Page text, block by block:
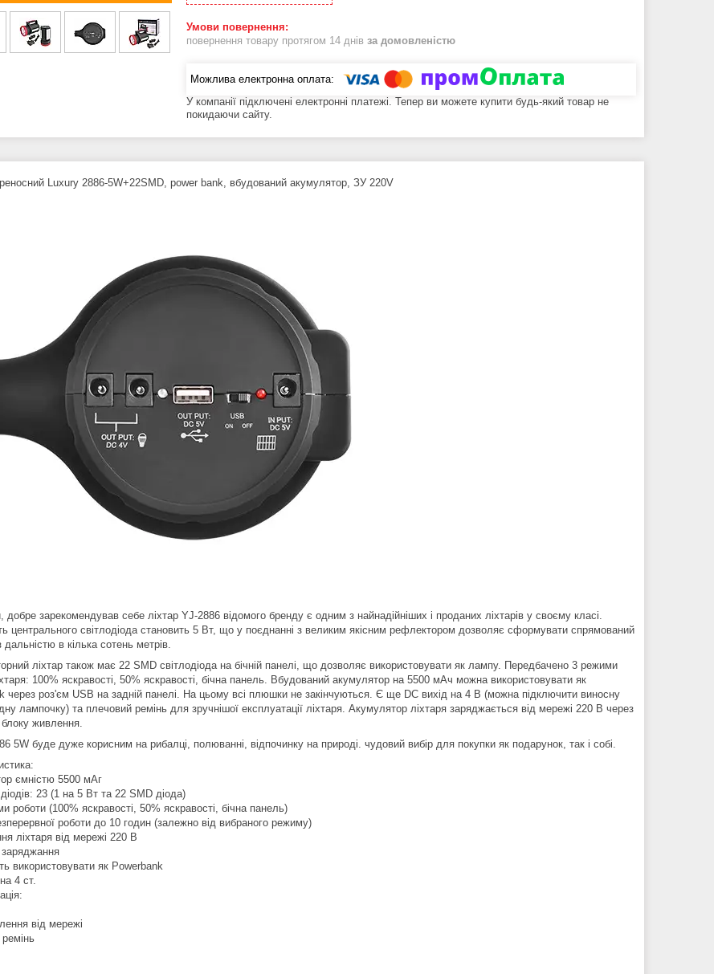
повернення товару протягом 14 днів за домовленістю
У компанії підключені електронні платежі. Тепер ви можете купити будь-який товар не
покидаючи сайту.
Luxury 2886-5W+22SMD, power bank, вбудований акумулятор, ЗУ 220V
добре зарекомендував себе ліхтар YJ-2886 відомого бренду є одним з найнадійніших і проданих ліхтарів у своєму класі.
центрального світлодіода становить 5 Вт, що у поєднанні з великим якісним рефлектором дозволяє сформувати спрямований
дальністю в кілька сотень метрів.
ліхтар також має 22 SMD світлодіода на бічній панелі, що дозволяє використовувати як лампу. Передбачено 3 режими
100% яскравості, 50% яскравості, бічна панель. Вбудований акумулятор на 5500 мАч можна використовувати як
через роз'єм USB на задній панелі. На цьому всі плюшки не закінчуються. Є ще DC вихід на 4 B (можна підключити виносну
лампочку) та плечовий ремінь для зручнішої експлуатації ліхтаря. Акумулятор ліхтаря заряджається від мережі 220 В через
живлення.
5W буде дуже корисним на рибалці, полюванні, відпочинку на природі. чудовий вибір для покупки як подарунок, так і собі.
ємністю 5500 мАг
діодів: 23 (1 на 5 Вт та 22 SMD діода)
роботи (100% яскравості, 50% яскравості, бічна панель)
роботи до 10 годин (залежно від вибраного режиму)
ліхтаря від мережі 220 В
заряджання
використовувати як Powerbank
4 ст.
від мережі